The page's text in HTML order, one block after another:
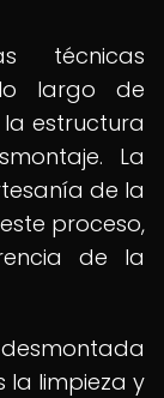
técnicas
largo de
estructura
La
de la
proceso,
de la
la limpieza y